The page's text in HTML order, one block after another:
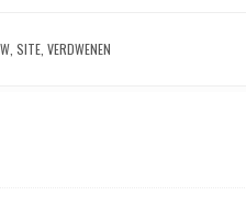
,SITE ,VERDWENEN